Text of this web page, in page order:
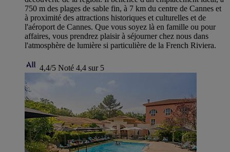
750 m des plages de sable fin, à 7 km du centre de Cannes et
à proximité des attractions historiques et culturelles et de
l'aéroport de Cannes. Que vous soyez là en famille ou pour
affaires, vous prendrez plaisir à séjourner chez nous dans
l'atmosphère de lumière si particulière de la French Riviera.
4,4/5 Noté 4,4 sur 5